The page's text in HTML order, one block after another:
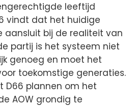
leeftijd
vindt dat het huidige
aansluit bij de realiteit van
partij is het systeem niet
genoeg en moet het
toekomstige generaties.
D66 plannen om het
AOW grondig te